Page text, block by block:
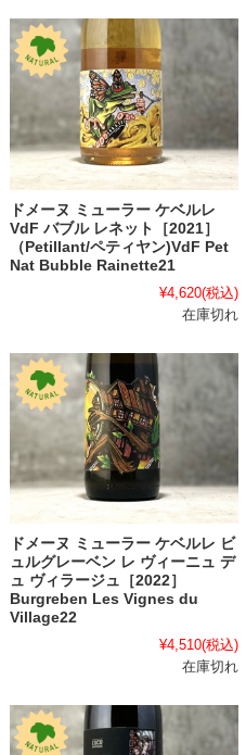
ドメーヌ ミューラー ケベルレ
VdF バブル レネット［2021］
（Petillant/ペティヤン)VdF Pet
Nat Bubble Rainette21
¥4,620(税込)
在庫切れ
ドメーヌ ミューラー ケベルレ ビ
ュルグレーベン レ ヴィーニュ デ
ュ ヴィラージュ［2022］
Burgreben Les Vignes du
Village22
¥4,510(税込)
在庫切れ